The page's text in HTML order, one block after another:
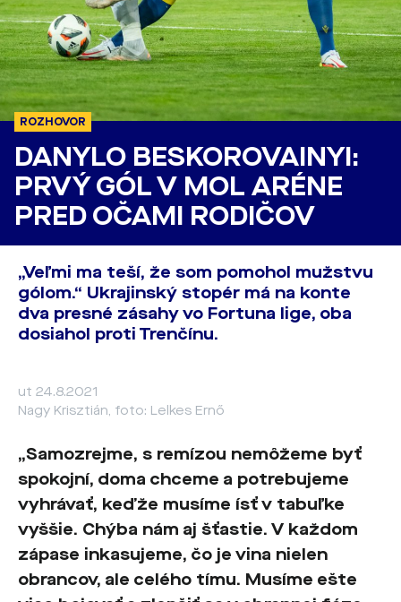
ROZHOVOR
DANYLO BESKOROVAINYI:
PRVÝ GÓL V MOL ARÉNE
PRED OČAMI RODIČOV
„Veľmi ma teší, že som pomohol mužstvu
gólom.“ Ukrajinský stopér má na konte
dva presné zásahy vo Fortuna lige, oba
dosiahol proti Trenčínu.
ut 24.8.2021
Nagy Krisztián, foto: Lelkes Ernő
„Samozrejme, s remízou nemôžeme byť
spokojní, doma chceme a potrebujeme
vyhrávať, keďže musíme ísť v tabuľke
vyššie. Chýba nám aj šťastie. V každom
zápase inkasujeme, čo je vina nielen
obrancov, ale celého tímu. Musíme ešte